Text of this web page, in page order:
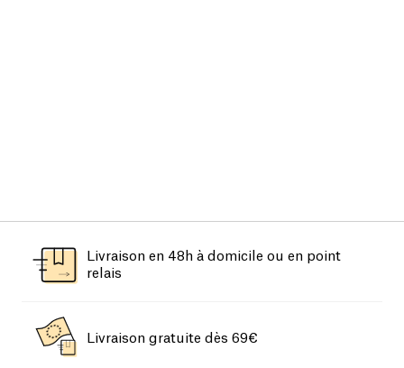
Livraison en 48h à domicile ou en point
relais
Livraison gratuite dès 69€